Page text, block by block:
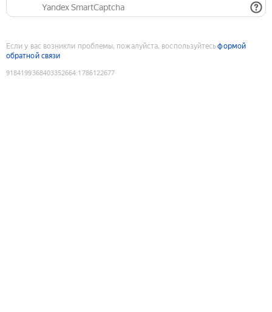
Yandex SmartCaptcha
Если у вас возникли проблемы, пожалуйста, воспользуйтесьформой
обратной связи
9184199368403352664:1786122677